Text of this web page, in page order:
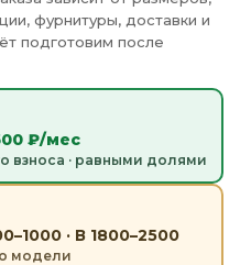
фурнитуры, доставки и
подготовим после
₽/мес
взноса · равными долями
· В 1800–2500
модели